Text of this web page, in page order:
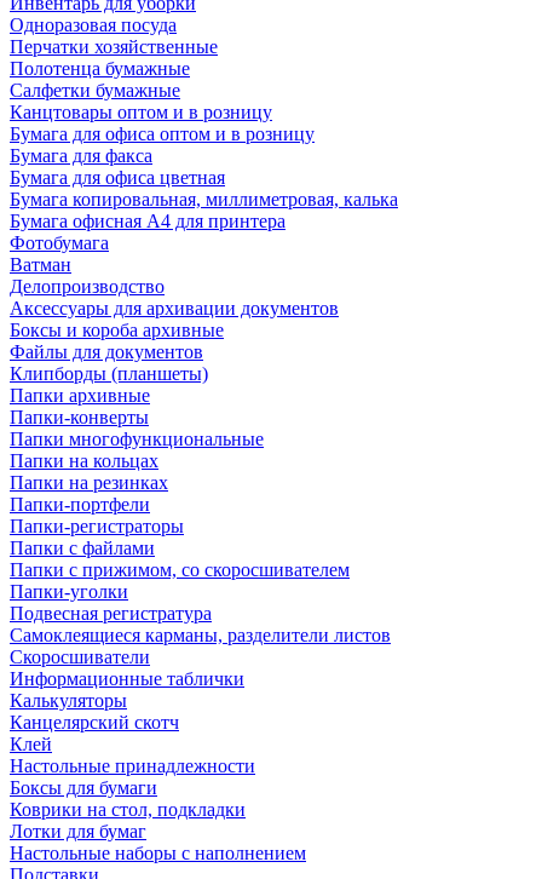
Одноразовая посуда
Перчатки хозяйственные
Полотенца бумажные
Салфетки бумажные
Канцтовары оптом и в розницу
Бумага для офиса оптом и в розницу
Бумага для факса
Бумага для офиса цветная
Бумага копировальная, миллиметровая, калька
Бумага офисная А4 для принтера
Фотобумага
Ватман
Делопроизводство
Аксессуары для архивации документов
Боксы и короба архивные
Файлы для документов
Клипборды (планшеты)
Папки архивные
Папки-конверты
Папки многофункциональные
Папки на кольцах
Папки на резинках
Папки-портфели
Папки-регистраторы
Папки с файлами
Папки с прижимом, со скоросшивателем
Папки-уголки
Подвесная регистратура
Самоклеящиеся карманы, разделители листов
Скоросшиватели
Информационные таблички
Калькуляторы
Канцелярский скотч
Клей
Настольные принадлежности
Боксы для бумаги
Коврики на стол, подкладки
Лотки для бумаг
Настольные наборы с наполнением
Подставки